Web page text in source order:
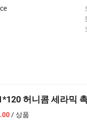
허니콤 세라믹
/ 상품